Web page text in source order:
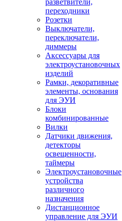
разветвители,
переходники
Розетки
Выключатели,
переключатели,
диммеры
Аксессуары для
электроустановочных
изделий
Рамки, декоративные
элементы, основания
для ЭУИ
Блоки
комбинированные
Вилки
Датчики движения,
детекторы
освещенности,
таймеры
Электроустановочные
устройства
различного
назначения
Дистанционное
управление для ЭУИ